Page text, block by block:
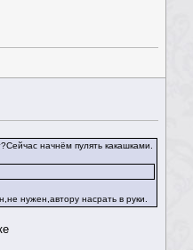
начнём пулять какашками.
нужен,автору насрать в руки.